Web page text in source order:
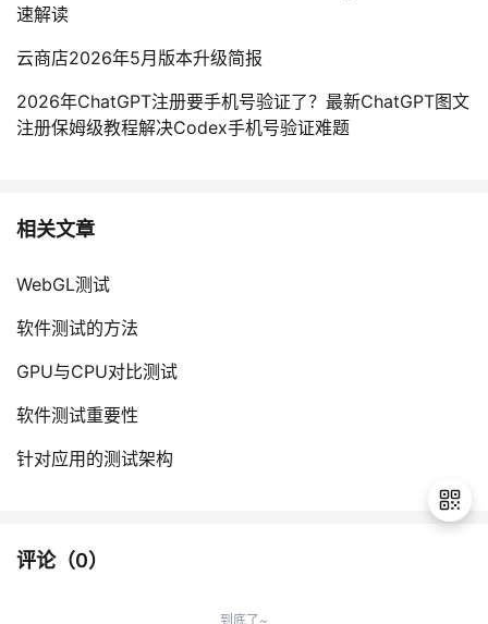
速解读
云商店2026年5月版本升级简报
2026年ChatGPT注册要手机号验证了？最新ChatGPT图文
注册保姆级教程解决Codex手机号验证难题
相关文章
WebGL测试
软件测试的方法
GPU与CPU对比测试
软件测试重要性
针对应用的测试架构
评论（0）
到底了~